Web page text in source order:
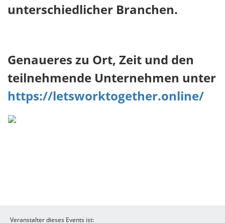
unterschiedlicher Branchen.
Genaueres zu Ort, Zeit und den
teilnehmende Unternehmen unter
https://letsworktogether.online/
Veranstalter dieses Events ist: